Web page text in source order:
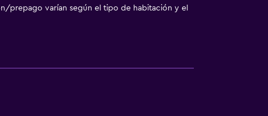
prepago varían según el tipo de habitación y el